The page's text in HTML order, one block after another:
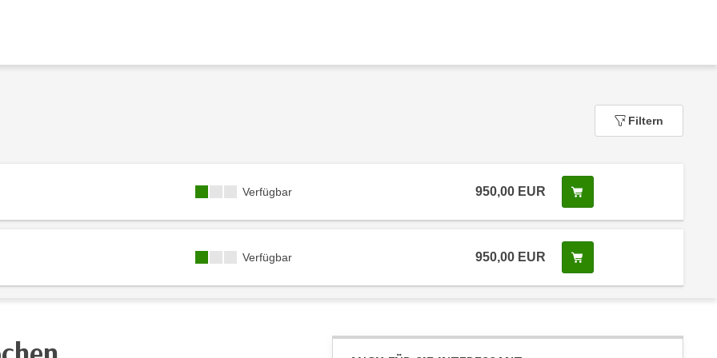
Filtern
Kursverfügbarkeit:
Verfügbar 950,00 EUR
Kursverfügbarkeit:
Verfügbar 950,00 EUR